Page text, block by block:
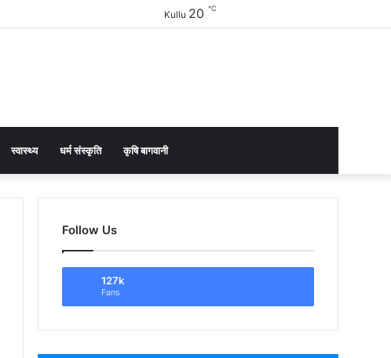
Kullu 20 ℃
स्वास्थ्य धर्म संस्कृति कृषि बागवानी
Follow Us
127k
Fans